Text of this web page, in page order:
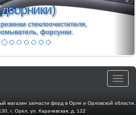
стеклоочистителя,
форсунки.
Toggle
магазин запчасти форд в Орле и Орловской области.
, г. Орел, ул. Карачевская, д. 122